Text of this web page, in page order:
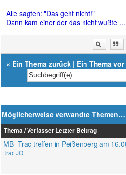
Alle sagten: "Das geht nicht!"
Dann kam einer der das nicht wußte
« Ein Thema zurück | Ein Thema vor
Möglicherweise verwandte Themen…
Thema / Verfasser Letzter Beitrag
MB- Trac treffen in Peißenberg am
Trac JO